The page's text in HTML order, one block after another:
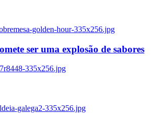
golden-hour-335x256.jpg
ser uma explosão de sabores
335x256.jpg
galega2-335x256.jpg